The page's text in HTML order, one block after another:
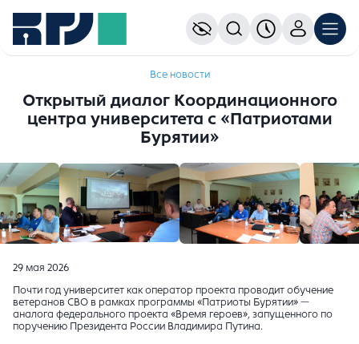
Все новости
Открытый диалог Координационного
центра университета с «Патриотами
Бурятии»
29 мая 2026
Почти год университет как оператор проекта проводит обучение
ветеранов СВО в рамках программы «Патриоты Бурятии» —
аналога федерального проекта «Время героев», запущенного по
поручению Президента России Владимира Путина.